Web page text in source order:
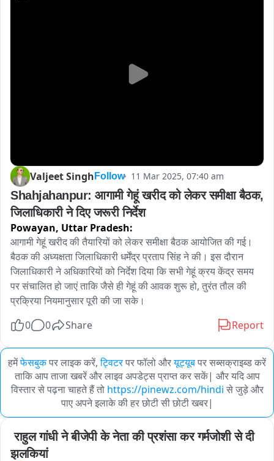
Valjeet Singh Follow 11 Mar 2025, 07:40 am
Shahjahanpur: आगामी गेहूं खरीद को लेकर समीक्षा बैठक,
जिलाधिकारी ने दिए जरूरी निर्देश
Powayan, Uttar Pradesh:
आगामी गेहूं खरीद की तैयारियों को लेकर समीक्षा बैठक आयोजित की गई।
बैठक की अध्यक्षता जिलाधिकारी धर्मेंद्र प्रताप सिंह ने की। इस दौरान
जिलाधिकारी ने अधिकारियों को निर्देश दिया कि सभी गेहूं क्रय केंद्र समय
पर संचालित हो जाएं ताकि जैसे ही गेहूं की आवक शुरू हो, तुरंत तौल की
प्रक्रिया नियमानुसार पूरी की जा सके।
0
0 Share Report
हमेंफेसबुकपर लाइक करें, ट्विटरपर फॉलो औरयूट्यूबपर सब्सक्राइब्ड करें
ताकि आप ताजा खबरें और लाइव अपडेट्स प्राप्त कर सकें| और यदि आप
विस्तार से पढ़ना चाहते हैं तो https://pinewz.com/hindi से जुड़े और
पाए अपने इलाके की हर छोटी सी छोटी खबर|
राहुल गांधी ने बीजेपी के नेता की प्रशंसा कर गर्मजोशी से दी
झलकियां